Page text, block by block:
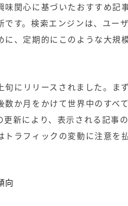
関心に基づいたおすすめ記
す。検索エンジンは、ユー
、定期的にこのような大規
にリリースされました。ま
か月をかけて世界中のすべ
新により、表示される記事
ラフィックの変動に注意を
向